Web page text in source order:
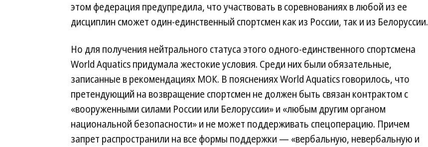
этом федерация предупредила, что участвовать в соревнованиях в любой из ее
дисциплин сможет один-единственный спортсмен как из России, так и из Белоруссии.
Но для получения нейтрального статуса этого одного-единственного спортсмена
World Aquatics придумала жестокие условия. Среди них были обязательные,
записанные в рекомендациях МОК. В пояснениях World Aquatics говорилось, что
претендующий на возвращение спортсмен не должен быть связан контрактом с
«вооруженными силами России или Белоруссии» и «любым другим органом
национальной безопасности» и не может поддерживать спецоперацию. Причем
запрет распространили на все формы поддержки — «вербальную, невербальную и